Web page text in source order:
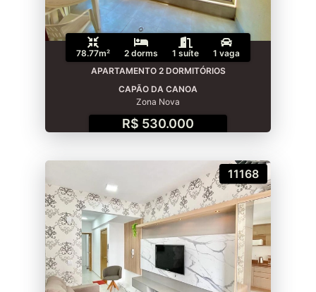
78.77m² 2 dorms 1 suíte
1 vaga
APARTAMENTO 2 DORMITÓRIOS
CAPÃO DA CANOA
Zona Nova
R$ 530.000
11168